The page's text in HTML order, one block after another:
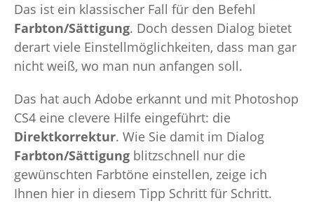
Das ist ein klassischer Fall für den Befehl
Farbton/Sättigung. Doch dessen Dialog bietet
derart viele Einstellmöglichkeiten, dass man gar
nicht weiß, wo man nun anfangen soll.
Das hat auch Adobe erkannt und mit Photoshop
CS4 eine clevere Hilfe eingeführt: die
Direktkorrektur. Wie Sie damit im Dialog
Farbton/Sättigung blitzschnell nur die
gewünschten Farbtöne einstellen, zeige ich
Ihnen hier in diesem Tipp Schritt für Schritt.